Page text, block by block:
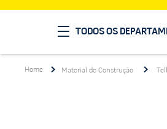
TODOS OS
Material de Construção